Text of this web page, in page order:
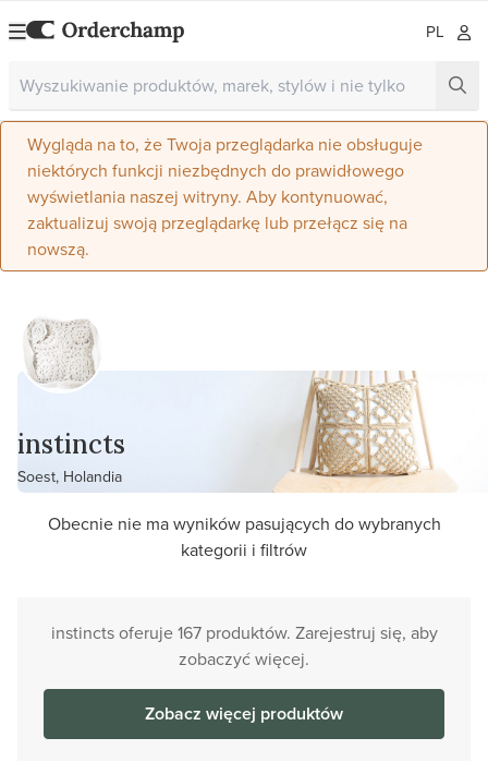
PL
Wygląda na to, że Twoja przeglądarka nie obsługuje
niektórych funkcji niezbędnych do prawidłowego
wyświetlania naszej witryny. Aby kontynuować,
zaktualizuj swoją przeglądarkę lub przełącz się na
nowszą.
instincts
Soest, Holandia
Obecnie nie ma wyników pasujących do wybranych
kategorii i filtrów
instincts oferuje 167 produktów. Zarejestruj się, aby
zobaczyć więcej.
Zobacz więcej produktów